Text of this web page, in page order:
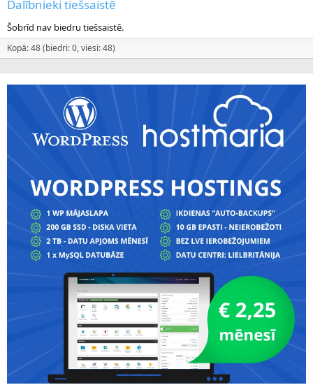
Dalībnieki tiešsaistē
Šobrīd nav biedru tiešsaistē.
Kopā: 48 (biedri: 0, viesi: 48)